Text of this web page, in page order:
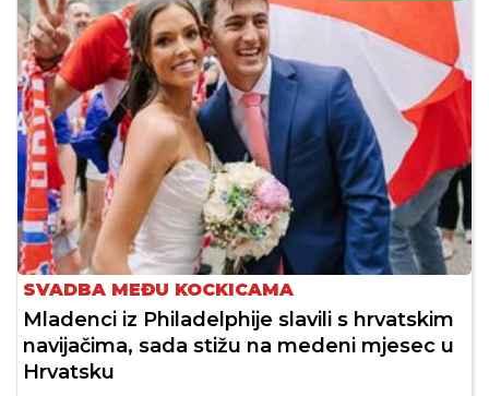
SVADBA MEĐU KOCKICAMA
Mladenci iz Philadelphije slavili s hrvatskim
navijačima, sada stižu na medeni mjesec u
Hrvatsku